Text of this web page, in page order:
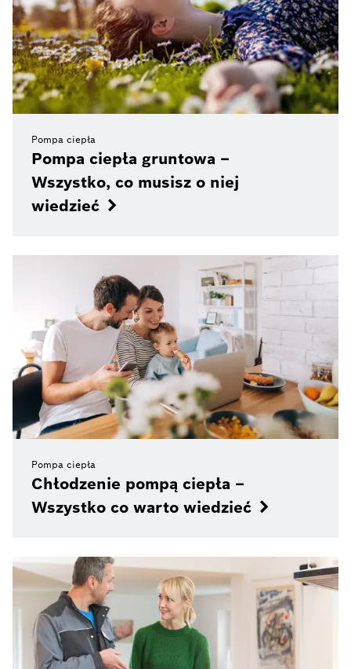
Pompa ciepła
Pompa ciepła gruntowa –
Wszystko, co musisz o niej
wiedzieć
Pompa ciepła
Chłodzenie pompą ciepła –
Wszystko co warto wiedzieć